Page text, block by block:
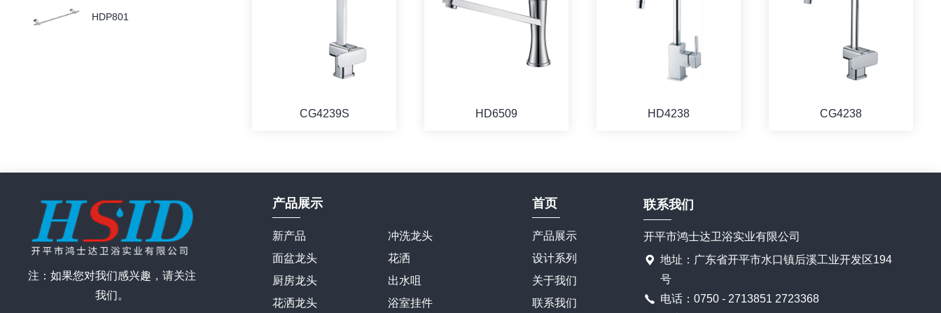
HDP801
CG4239S HD6509 HD4238 CG4238
注：如果您对我们感兴趣，请关注
我们。
产品展示
新产品
面盆龙头
厨房龙头
花洒龙头
冲洗龙头
花洒
出水咀
浴室挂件
首页
产品展示
设计系列
关于我们
联系我们
联系我们
开平市鸿士达卫浴实业有限公司
地址：广东省开平市水口镇后溪工业开发区194
号
电话：0750 - 2713851 2723368